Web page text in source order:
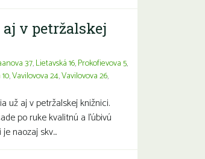
v petržalskej
37,Lietavská 16,Prokofievova 5,
,Vavilovova 24,Vavilovova 26,
už aj v petržalskej knižnici.
po ruke kvalitnú a ľúbivú
naozaj skv...